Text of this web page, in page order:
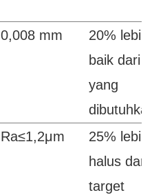
0,008 mm
20% lebih
baik dari
yang
Ra≤1,2μm
25% lebih
halus dari
target